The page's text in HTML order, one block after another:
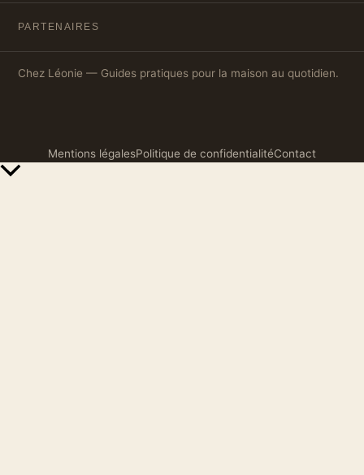
PARTENAIRES
Chez Léonie — Guides pratiques pour la maison au quotidien.
Mentions légalesPolitique de confidentialitéContact